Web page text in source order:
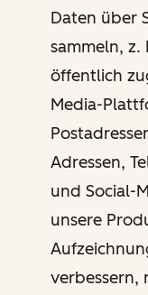
Daten über
sammeln,
öffentlich
Media-
Adressen,
und Social-
unsere
verbessern,